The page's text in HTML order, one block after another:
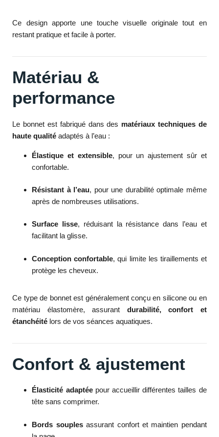
Ce design apporte une touche visuelle originale tout en
restant pratique et facile à porter.
Matériau &
performance
Le bonnet est fabriqué dans des matériaux techniques de
haute qualité adaptés à l’eau :
Élastique et extensible, pour un ajustement sûr et
confortable.
Résistant à l’eau, pour une durabilité optimale même
après de nombreuses utilisations.
Surface lisse, réduisant la résistance dans l’eau et
facilitant la glisse.
Conception confortable, qui limite les tiraillements et
protège les cheveux.
Ce type de bonnet est généralement conçu en silicone ou en
matériau élastomère, assurant durabilité, confort et
étanchéité lors de vos séances aquatiques.
Confort & ajustement
Élasticité adaptéepour accueillir différentes tailles de
tête sans comprimer.
Bords souplesassurant confort et maintien pendant